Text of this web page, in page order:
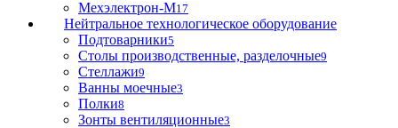
Мехэлектрон-М17
Нейтральное технологическое оборудование
Подтоварники5
Столы производственные, разделочные9
Стеллажи9
Ванны моечные3
Полки8
Зонты вентиляционные3